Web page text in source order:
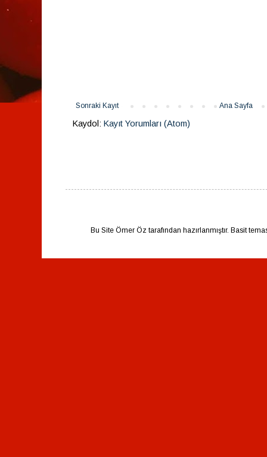
Sonraki Kayıt Ana Sayfa
Kaydol: Kayıt Yorumları (Atom)
Bu Site Ömer Öz tarafından hazırlanmıştır. Basit